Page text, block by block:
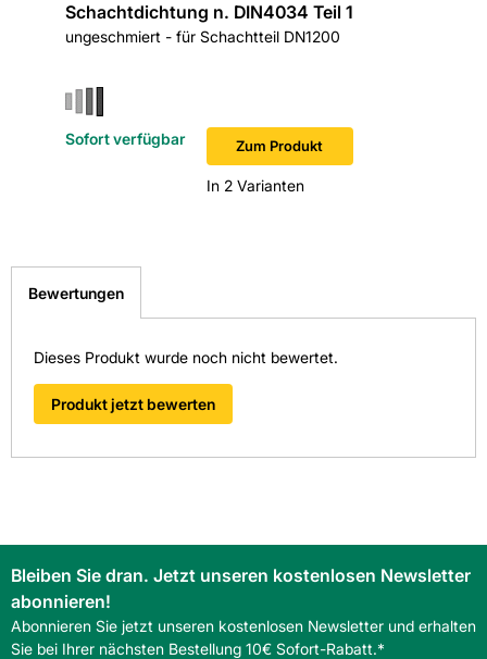
Schachtdichtung n. DIN4034 Teil 1
ungeschmiert - für Schachtteil DN1200
Zum Produkt
In 2 Varianten
Sofort verfügbar
Bewertungen
Dieses Produkt wurde noch nicht bewertet.
Produkt jetzt bewerten
Bleiben Sie dran. Jetzt unseren kostenlosen Newsletter
abonnieren!
Abonnieren Sie jetzt unseren kostenlosen Newsletter und erhalten
Sie bei Ihrer nächsten Bestellung 10€ Sofort-Rabatt.*